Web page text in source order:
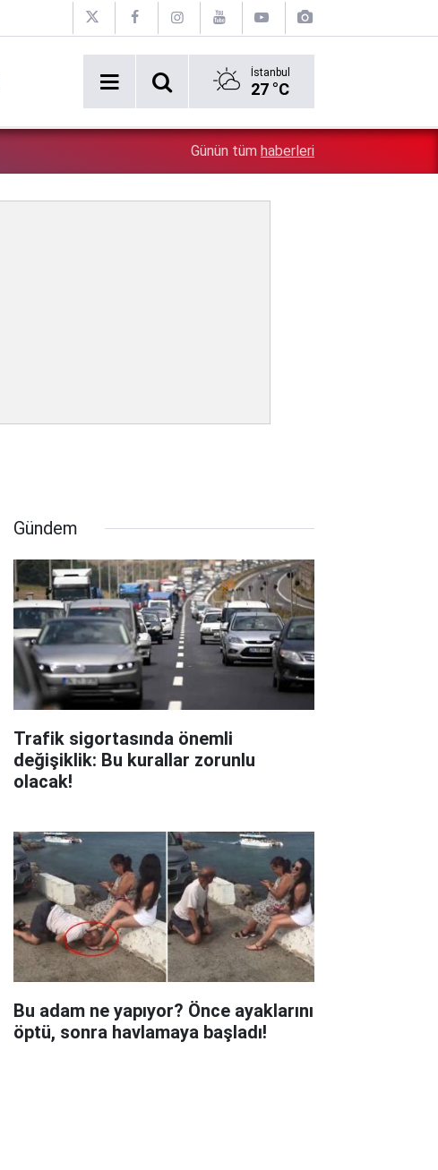
İstanbul
27 °C
Bu adam ne yapıyor? Önce ayaklarını öptü, sonra
Günün tüm haberleri
Gündem
Trafik sigortasında önemli
değişiklik: Bu kurallar zorunlu
olacak!
Bu adam ne yapıyor? Önce ayaklarını
öptü, sonra havlamaya başladı!